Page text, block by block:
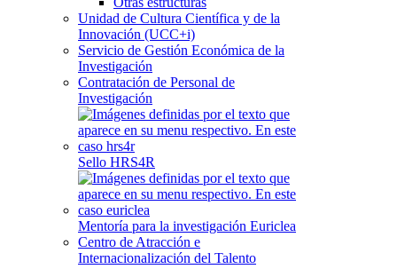
Unidad de Cultura Científica y de la
Innovación (UCC+i)
Servicio de Gestión Económica de la
Investigación
Contratación de Personal de
Investigación
Sello HRS4R
Mentoría para la investigación Euriclea
Centro de Atracción e
Internacionalización del Talento